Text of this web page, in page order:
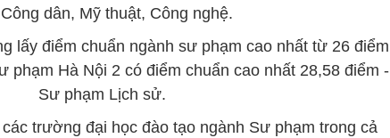
dân, Mỹ thuật, Công nghệ.
lấy điểm chuẩn ngành sư phạm cao nhất từ 26 điểm
Hà Nội 2 có điểm chuẩn cao nhất 28,58 điểm -
Sư phạm Lịch sử.
trường đại học đào tạo ngành Sư phạm trong cả